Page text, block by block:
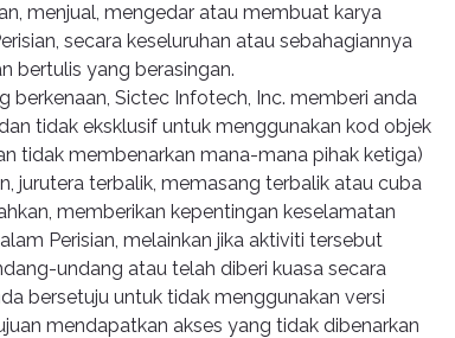
menjual, mengedar atau membuat karya
secara keseluruhan atau sebahagiannya
bertulis yang berasingan.
berkenaan, Sictec Infotech, Inc. memberi anda
tidak eksklusif untuk menggunakan kod objek
tidak membenarkan mana-mana pihak ketiga)
jurutera terbalik, memasang terbalik atau cuba
memberikan kepentingan keselamatan
Perisian, melainkan jika aktiviti tersebut
undang atau telah diberi kuasa secara
bersetuju untuk tidak menggunakan versi
mendapatkan akses yang tidak dibenarkan